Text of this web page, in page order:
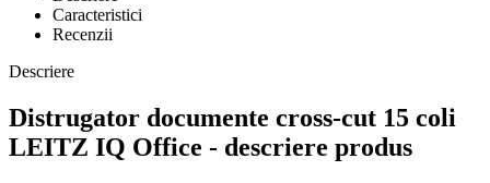
Caracteristici
Recenzii
Descriere
Distrugator documente cross-cut 15 coli
LEITZ IQ Office - descriere produs